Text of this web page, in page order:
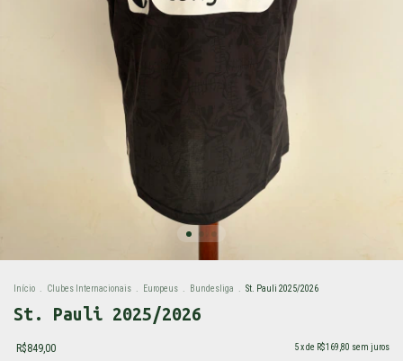
Início . Clubes Internacionais . Europeus . Bundesliga . St. Pauli 2025/2026
St. Pauli 2025/2026
R$849,00 5x de R$169,80 sem juros